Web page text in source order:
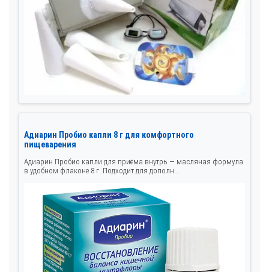
Адиарин Пробио капли 8 г для комфортного
пищеварения
Адиарин Пробио капли для приёма внутрь — масляная формула
в удобном флаконе 8 г. Подходит для дополн...